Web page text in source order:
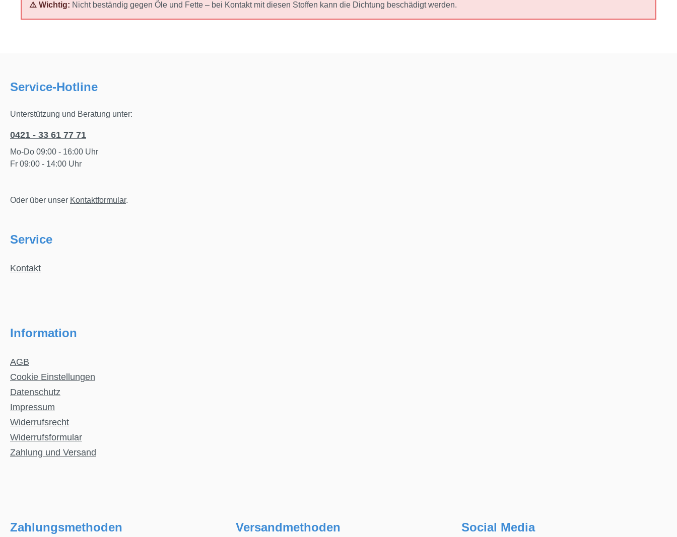
⚠️ Wichtig: Nicht beständig gegen Öle und Fette – bei Kontakt mit diesen Stoffen kann die Dichtung beschädigt werden.
Service-Hotline
Unterstützung und Beratung unter:
0421 - 33 61 77 71
Mo-Do 09:00 - 16:00 Uhr
Fr 09:00 - 14:00 Uhr
Oder über unser Kontaktformular.
Service
Kontakt
Information
AGB
Cookie Einstellungen
Datenschutz
Impressum
Widerrufsrecht
Widerrufsformular
Zahlung und Versand
Zahlungsmethoden Versandmethoden Social Media